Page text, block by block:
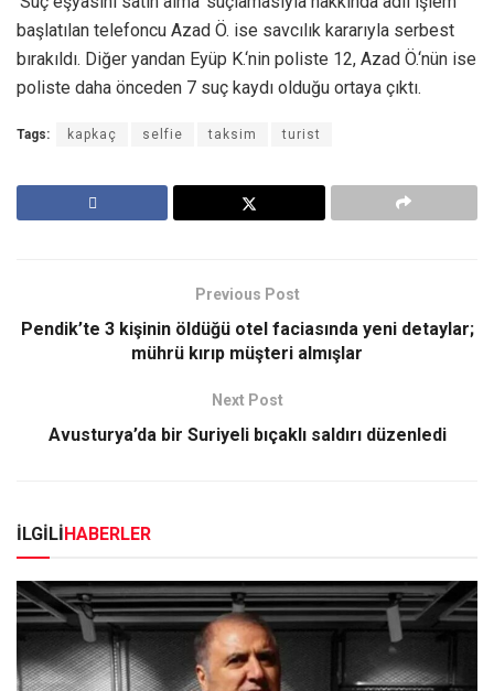
başlatılan telefoncu Azad Ö. ise savcılık kararıyla serbest
bırakıldı. Diğer yandan Eyüp K.‘nin poliste 12, Azad Ö.‘nün ise
poliste daha önceden 7 suç kaydı olduğu ortaya çıktı.
Tags: kapkaç selfie taksim turist
Previous Post
Pendik’te 3 kişinin öldüğü otel faciasında yeni detaylar;
mührü kırıp müşteri almışlar
Next Post
Avusturya’da bir Suriyeli bıçaklı saldırı düzenledi
İLGİLİHABERLER